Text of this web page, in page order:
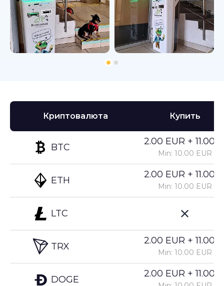
Криптовалюта
BTC
ETH
LTC
TRX
DOGE
Купить
2.00 EUR +
Min: 10.00 EUR
2.00 EUR +
Min: 10.00 EUR
2.00 EUR +
Min: 10.00 EUR
2.00 EUR +